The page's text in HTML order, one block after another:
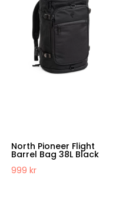
North Pioneer Flight
Barrel Bag 38L Black
999kr